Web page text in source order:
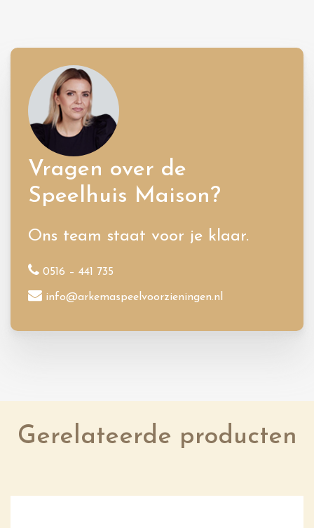
Vragen over de
Speelhuis Maison?
Ons team staat voor je klaar.
0516 – 441 735
info@arkemaspeelvoorzieningen.nl
Gerelateerde producten